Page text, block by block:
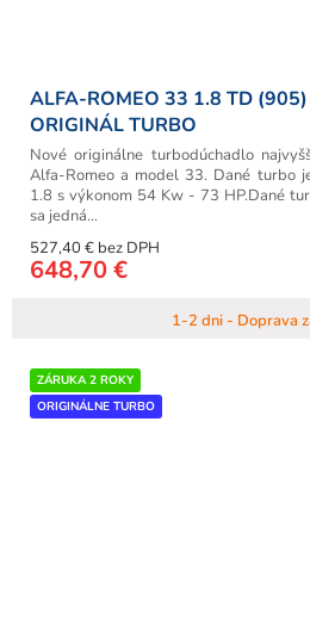
ALFA-ROMEO 33 1.8 TD
ORIGINÁL TURBO
1-2 dni - Doprava
527,40 € bez DPH
648,70 €
Nové originálne turbodúchadlo
Alfa-Romeo a model 33. Dané turbo
1.8 s výkonom 54 Kw - 73 HP.Dané
sa jedná...
ZÁRUKA 2 ROKY
ORIGINÁLNE TURBO